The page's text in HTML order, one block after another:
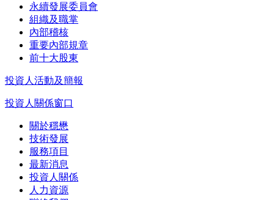
永續發展委員會
組織及職掌
內部稽核
重要內部規章
前十大股東
投資人活動及簡報
投資人關係窗口
關於穩懋
技術發展
服務項目
最新消息
投資人關係
人力資源